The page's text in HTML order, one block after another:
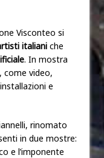
Visconteo si
italiani che
. In mostra
come video,
e
rinomato
in due mostre:
e l’imponente